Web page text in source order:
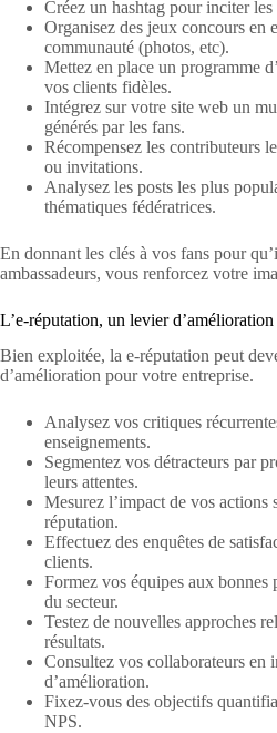
Créez un hashtag pour inciter
Organisez des jeux concours en
communauté (photos, etc).
Mettez en place un programme
vos clients fidèles.
Intégrez sur votre site web un
générés par les fans.
Récompensez les contributeurs
ou invitations.
Analysez les posts les plus
thématiques fédératrices.
En donnant les clés à vos fans pour
ambassadeurs, vous renforcez votre
L’e-réputation, un levier
Bien exploitée, la e-réputation peut
d’amélioration pour votre entreprise.
Analysez vos critiques
enseignements.
Segmentez vos détracteurs par
leurs attentes.
Mesurez l’impact de vos actions
réputation.
Effectuez des enquêtes de
clients.
Formez vos équipes aux bonnes
du secteur.
Testez de nouvelles approches
résultats.
Consultez vos collaborateurs en
d’amélioration.
Fixez-vous des objectifs
NPS.